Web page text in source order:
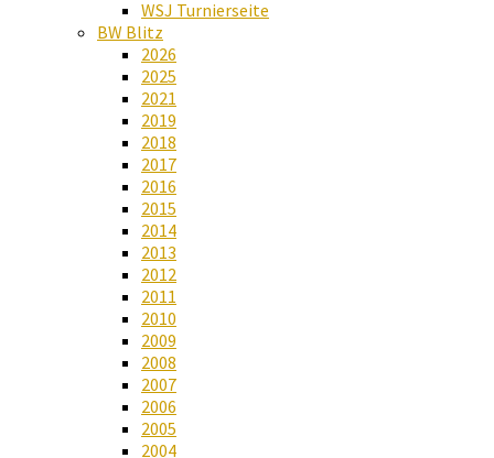
WSJ Turnierseite
BW Blitz
2026
2025
2021
2019
2018
2017
2016
2015
2014
2013
2012
2011
2010
2009
2008
2007
2006
2005
2004